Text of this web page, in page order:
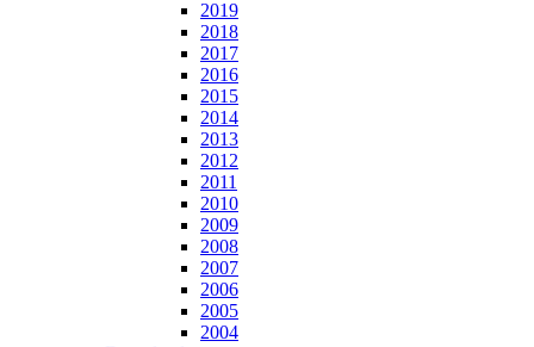
2019
2018
2017
2016
2015
2014
2013
2012
2011
2010
2009
2008
2007
2006
2005
2004